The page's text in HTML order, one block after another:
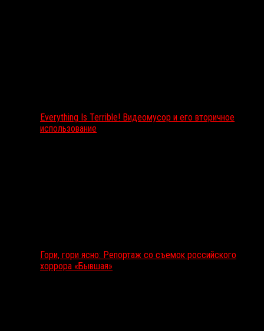
Everything Is Terrible! Видеомусор и его вторичное
использование
Гори, гори ясно: Репортаж со съемок российского
хоррора «Бывшая»